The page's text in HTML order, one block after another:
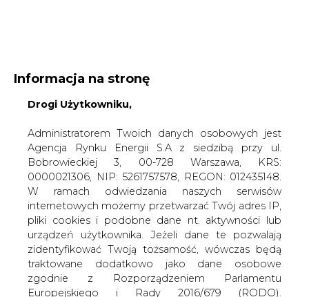
WŁĄCZ CIRE.TV
Administratorem Twoich danych osobowych jest
Bobrowieckiej 3, 00-728 Warszawa, KRS:
W ramach odwiedzania naszych serwisów
internetowych możemy przetwarzać Twój adres IP,
pliki cookies i podobne dane nt. aktywności lub
urządzeń użytkownika. Jeżeli dane te pozwalają
zidentyfikować Twoją tożsamość, wówczas będą
traktowane dodatkowo jako dane osobowe
zgodnie z Rozporządzeniem Parlamentu
Europejskiego i Rady 2016/679 (RODO).
Administratora tych danych, cele i podstawy
przetwarzania oraz inne informacje wymagane
przez RODO znajdziesz w Polityce Prywatności